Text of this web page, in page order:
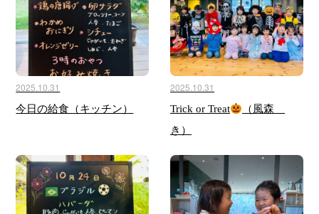
2025.10.31
今日の給食（キッチン）
2025.10.31
Trick or Treat
（風森
き）